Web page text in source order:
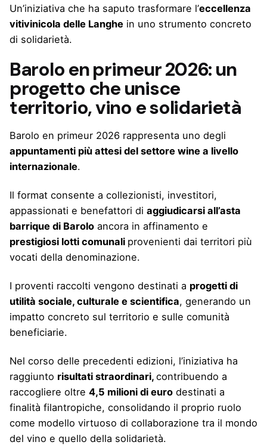
Un’iniziativa che ha saputo trasformare l’eccellenza
vitivinicola delle Langhe in uno strumento concreto
di solidarietà.
Barolo en primeur 2026: un
progetto che unisce
territorio, vino e solidarietà
Barolo en primeur 2026 rappresenta uno degli
appuntamenti più attesi del settore wine a livello
internazionale.
Il format consente a collezionisti, investitori,
appassionati e benefattori di aggiudicarsi all’asta
barrique di Barolo ancora in affinamento e
prestigiosi lotti comunali provenienti dai territori più
vocati della denominazione.
I proventi raccolti vengono destinati a progetti di
utilità sociale, culturale e scientifica, generando un
impatto concreto sul territorio e sulle comunità
beneficiarie.
Nel corso delle precedenti edizioni, l’iniziativa ha
raggiunto risultati straordinari, contribuendo a
raccogliere oltre 4,5 milioni di euro destinati a
finalità filantropiche, consolidando il proprio ruolo
come modello virtuoso di collaborazione tra il mondo
del vino e quello della solidarietà.